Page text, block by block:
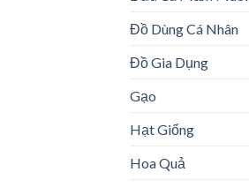
Đồ Dùng Cá Nhân
Đồ Gia Dụng
Gạo
Hạt Giống
Hoa Quả